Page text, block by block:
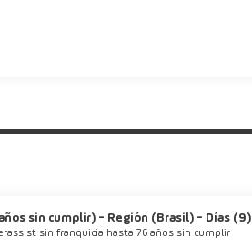
sin cumplir) - Región (Brasil) - Días (9)
sin franquicia hasta 76 años sin cumplir